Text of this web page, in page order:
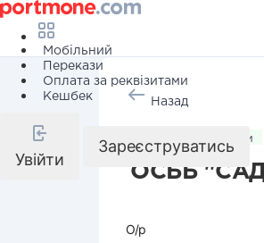
Мобільний
Перекази
Оплата за реквізитами
Кешбек
Увійти
Зареєструватись
Назад
Комунальні послуги
ОСББ
О/р